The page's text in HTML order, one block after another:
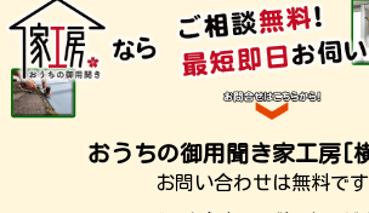
おうちの御用聞き家工房[
お問い合わせは無料です